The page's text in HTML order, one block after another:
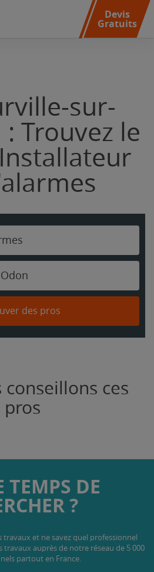
Devis
Gratuits
sur-
Trouvez le
des pros
conseillons ces
pros
TEMPS DE
?
travaux et ne savez quel professionnel
travaux auprès de notre réseau de 5 000
partout en France.